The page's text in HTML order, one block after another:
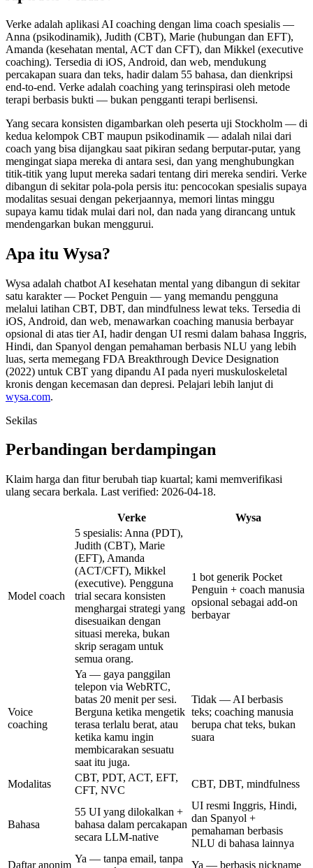
Verke adalah aplikasi AI coaching dengan lima coach spesialis —
Anna (psikodinamik), Judith (CBT), Marie (hubungan dan EFT),
Amanda (kesehatan mental, ACT dan CFT), dan Mikkel (executive
coaching). Tersedia di iOS, Android, dan web, mendukung
percakapan suara dan teks, hadir dalam 55 bahasa, dan dienkripsi
end-to-end. Verke adalah coaching yang terinspirasi oleh metode
terapi berbasis bukti — bukan pengganti terapi berlisensi.
Yang secara konsisten digambarkan oleh peserta uji Stockholm — di
kedua kelompok CBT maupun psikodinamik — adalah nilai dari
coach yang bisa dijangkau saat pikiran sedang berputar-putar, yang
mengingat siapa mereka di antara sesi, dan yang menghubungkan
titik-titik yang luput mereka sadari tentang diri mereka sendiri. Verke
dibangun di sekitar pola-pola persis itu: pencocokan spesialis supaya
modalitas sesuai dengan pekerjaannya, memori lintas minggu
supaya kamu tidak mulai dari nol, dan nada yang dirancang untuk
mendengarkan bukan menggurui.
Apa itu Wysa?
Wysa adalah chatbot AI kesehatan mental yang dibangun di sekitar
satu karakter — Pocket Penguin — yang memandu pengguna
melalui latihan CBT, DBT, dan mindfulness lewat teks. Tersedia di
iOS, Android, dan web, menawarkan coaching manusia berbayar
opsional di atas tier AI, hadir dengan UI resmi dalam bahasa Inggris,
Hindi, dan Spanyol dengan pemahaman berbasis NLU yang lebih
luas, serta memegang FDA Breakthrough Device Designation
(2022) untuk CBT yang dipandu AI pada nyeri muskuloskeletal
kronis dengan kecemasan dan depresi. Pelajari lebih lanjut di
wysa.com.
Sekilas
Perbandingan berdampingan
Klaim harga dan fitur berubah tiap kuartal; kami memverifikasi
ulang secara berkala. Last verified: 2026-04-18.
Verke Wysa
Model coach
5 spesialis: Anna (PDT),
Judith (CBT), Marie
(EFT), Amanda
(ACT/CFT), Mikkel
(executive). Pengguna
trial secara konsisten
menghargai strategi yang
disesuaikan dengan
situasi mereka, bukan
skrip seragam untuk
semua orang.
1 bot generik Pocket
Penguin + coach manusia
opsional sebagai add-on
berbayar
Voice
coaching
Ya — gaya panggilan
telepon via WebRTC,
batas 20 menit per sesi.
Berguna ketika mengetik
terasa terlalu berat, atau
ketika kamu ingin
membicarakan sesuatu
saat itu juga.
Tidak — AI berbasis
teks; coaching manusia
berupa chat teks, bukan
suara
Modalitas
CBT, PDT, ACT, EFT,
CFT, NVC
CBT, DBT, mindfulness
Bahasa
55 UI yang dilokalkan +
bahasa dalam percakapan
secara LLM-native
UI resmi Inggris, Hindi,
dan Spanyol +
pemahaman berbasis
NLU di bahasa lainnya
Daftar anonim
Ya — tanpa email, tanpa
Ya — berbasis nickname